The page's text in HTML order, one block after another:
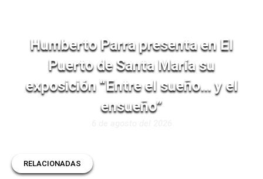
Humberto Parra presenta en El
Puerto de Santa María su
exposición “Entre el sueño… y el
ensueño”
RELACIONADAS